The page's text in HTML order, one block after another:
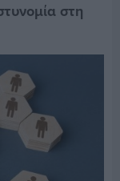
στη